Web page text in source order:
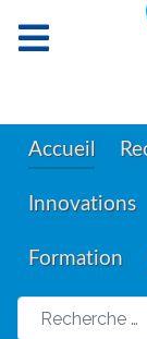
Accueil
Innovations
Formation
Rechercher